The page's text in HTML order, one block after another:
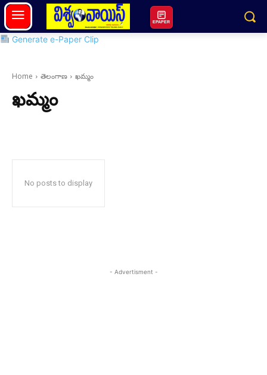
EPAPER
Generate e-Paper Clip
Home తెలంగాణ ఖమ్మం
ఖమ్మం
No posts to display
- Advertisment -